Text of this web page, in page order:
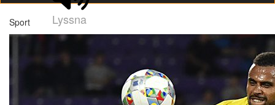
Lyssna
Sport